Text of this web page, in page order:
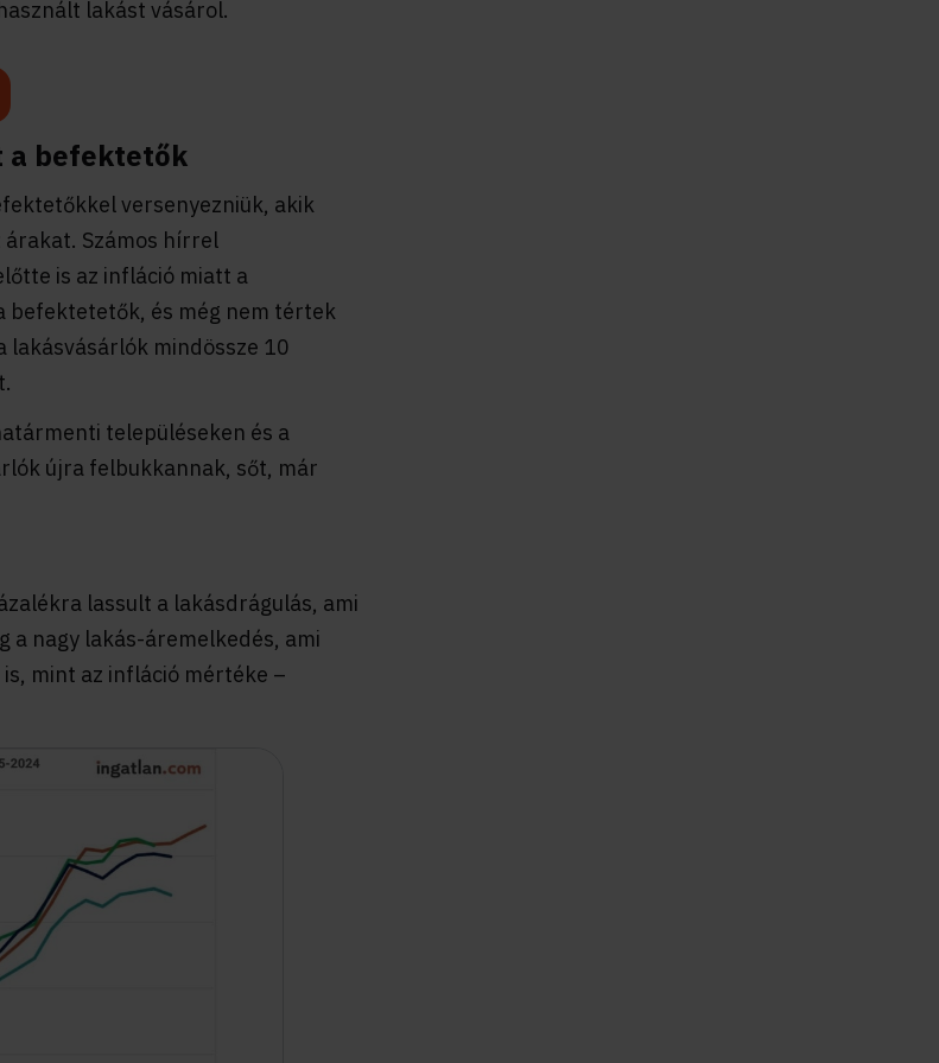
lakást vásárol.
a befektetők
versenyezniük, akik
Számos hírrel
is az infláció miatt a
és még nem tértek
lakásvásárlók mindössze 10
településeken és a
újra felbukkannak, sőt, már
lassult a lakásdrágulás, ami
a nagy lakás-áremelkedés, ami
mint az infláció mértéke –